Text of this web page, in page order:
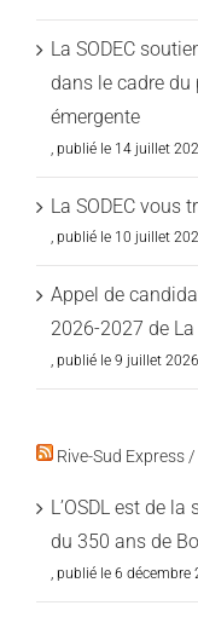
La SODEC
dans le cadre du
émergente
14 juillet
La SODEC vous
10 juillet
Appel de
2026-2027 de
9 juillet 2026
Rive-Sud Express
L’OSDL est de
du 350 ans de
6 décembre